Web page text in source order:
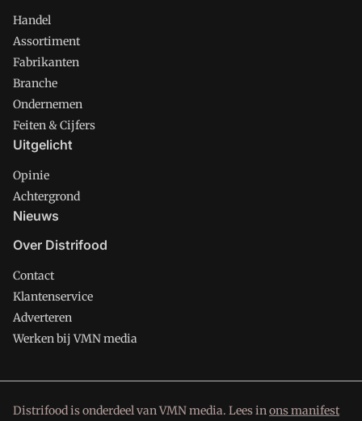
Handel
Assortiment
Fabrikanten
Branche
Ondernemen
Feiten & Cijfers
Uitgelicht
Opinie
Achtergrond
Nieuws
Over Distrifood
Contact
Klantenservice
Adverteren
Werken bij VMN media
Distrifood is onderdeel van VMN media. Lees inons manifest